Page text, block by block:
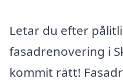
Letar du efter
fasadrenovering i
kommit rätt!